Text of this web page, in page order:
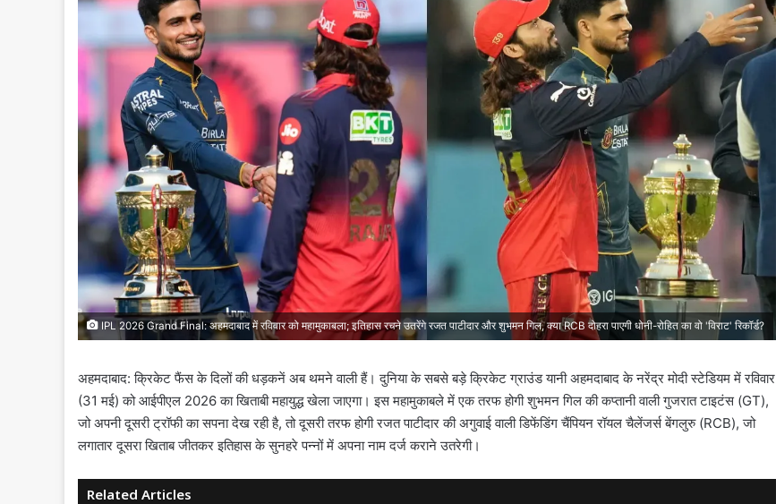
IPL 2026 Grand Final: अहमदाबाद में रविवार को महामुकाबला; इतिहास रचने उतरेंगे रजत पाटीदार और शुभमन गिल, क्या RCB दोहरा पाएगी धोनी-रोहित का वो 'विराट' रिकॉर्ड?
अहमदाबाद: क्रिकेट फैंस के दिलों की धड़कनें अब थमने वाली हैं। दुनिया के सबसे बड़े क्रिकेट ग्राउंड यानी अहमदाबाद के नरेंद्र मोदी स्टेडियम में रविवार
(31 मई) को आईपीएल 2026 का खिताबी महायुद्ध खेला जाएगा। इस महामुकाबले में एक तरफ होगी शुभमन गिल की कप्तानी वाली गुजरात टाइटंस (GT),
जो अपनी दूसरी ट्रॉफी का सपना देख रही है, तो दूसरी तरफ होगी रजत पाटीदार की अगुवाई वाली डिफेंडिंग चैंपियन रॉयल चैलेंजर्स बेंगलुरु (RCB), जो
लगातार दूसरा खिताब जीतकर इतिहास के सुनहरे पन्नों में अपना नाम दर्ज कराने उतरेगी।
Related Articles